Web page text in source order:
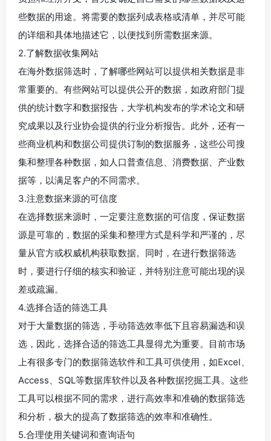
些数据的用途。将需要的数据列成表格或清单，并尽可能
的详细和具体地描述它，以便找到所需数据来源。
2.了解数据收集网站
在海外数据筛选时，了解哪些网站可以提供相关数据是非
常重要的。有些网站可以提供公开的数据，如政府部门提
供的统计数字和数据报告，大学机构发布的学术论文和研
究成果以及行业协会提供的行业分析报告。此外，还有一
些商业机构和数据公司提供订制的数据服务，这些公司搜
集和整理各种数据，如人口普查信息、消费数据、产业数
据等，以满足客户的不同需求。
3.注意数据来源的可信度
在选择数据来源时，一定要注意数据的可信度，保证数据
源是可靠的，数据的采集和整理方式是科学和严谨的，尽
量从官方或权威机构获取数据。同时，在进行数据筛选
时，要进行仔细的核实和验证，并特别注意可能出现的误
差或疏漏。
4.选择合适的筛选工具
对于大量数据的筛选，手动筛选效率低下且容易漏选和误
选，因此，选择合适的筛选工具显得尤为重要。目前市场
上有很多专门的数据筛选软件和工具可供使用，如Excel、
Access、SQL等数据库软件以及各种数据挖掘工具。这些
工具可以根据不同的需求，进行高效率和准确的数据筛选
和分析，极大的提高了数据筛选的效率和准确性。
5.合理使用关键词和查询语句